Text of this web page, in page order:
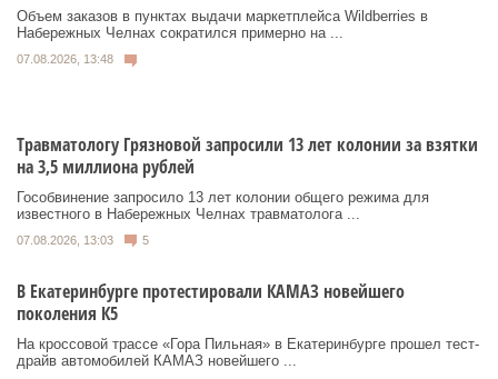
Объем заказов в пунктах выдачи маркетплейса Wildberries в
Набережных Челнах сократился примерно на ...
07.08.2026, 13:48
Травматологу Грязновой запросили 13 лет колонии за взятки
на 3,5 миллиона рублей
Гособвинение запросило 13 лет колонии общего режима для
известного в Набережных Челнах травматолога ...
07.08.2026, 13:03 5
В Екатеринбурге протестировали КАМАЗ новейшего
поколения К5
На кроссовой трассе «Гора Пильная» в Екатеринбурге прошел тест-
драйв автомобилей КАМАЗ новейшего ...